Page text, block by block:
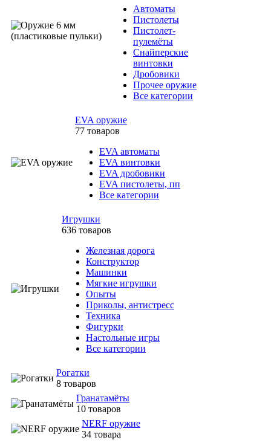
Автоматы
Пистолеты
Пистолет-
пулемёты
Снайперские
винтовки
Дробовики
Прочее оружие
Все категории
EVA оружие
77 товаров
EVA автоматы
EVA винтовки
EVA дробовики
EVA пистолеты, пп
Все категории
Игрушки
636 товаров
Железная дорога
Конструктор
Машинки
Мягкие игрушки
Опыты
Приколы, антистресс
Техника
Фигурки
Настольные игры
Все категории
Рогатки
8 товаров
Гранатамёты
10 товаров
NERF оружие
34 товара